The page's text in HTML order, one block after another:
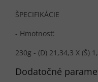
ŠPECIFIKÁCIE
- Hmotnosť:
230g - (D) 21,34,3 X (Š)
Dodatočné